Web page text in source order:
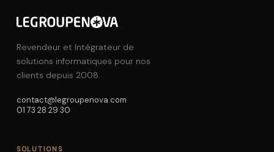
Revendeur et Intégrateur de
solutions informatiques pour nos
clients depuis 2008.
contact@legroupenova.com
01 73 28 29 30
SOLUTIONS